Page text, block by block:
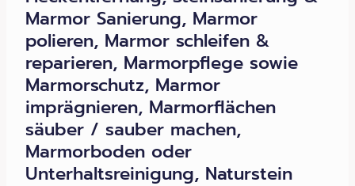
Marmor Sanierung, Marmor
polieren, Marmor schleifen &
reparieren, Marmorpflege sowie
Marmorschutz, Marmor
imprägnieren, Marmorflächen
säuber / sauber machen,
Marmorboden oder
Unterhaltsreinigung, Naturstein